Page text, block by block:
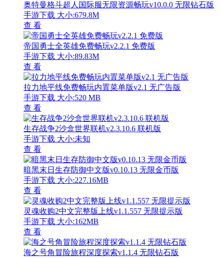
奥特曼格斗超人国际服无限资源畅玩v10.0.0 无限钻石版
手游下载 大小:679.8M
查 看
帝国勇士全英雄免费畅玩v2.2.1 免费版
手游下载 大小:89.83M
查 看
拉力地平线免费畅玩内置菜单版v2.1 无广告版
手游下载 大小:520 MB
查 看
生存战争2沙盒世界联机v2.3.10.6 联机版
手游下载 大小:未知
查 看
暗黑末日生存防御中文版v0.10.13 无限金币版
手游下载 大小:227.16MB
查 看
灵魂收购2中文完整版上线v1.1.557 无限提示版
手游下载 大小:162MB
查 看
海之号角冒险旅程深度探索v1.1.4 无限钻石版